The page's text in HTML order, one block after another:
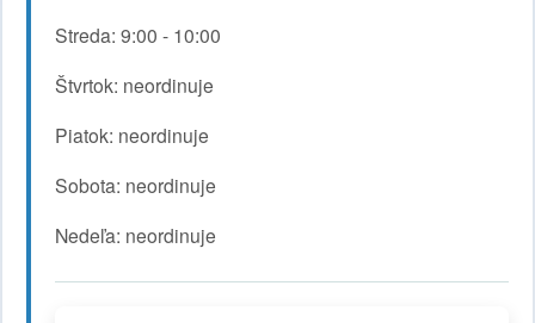
Streda: 9:00 - 10:00
Štvrtok: neordinuje
Piatok: neordinuje
Sobota: neordinuje
Nedeľa: neordinuje